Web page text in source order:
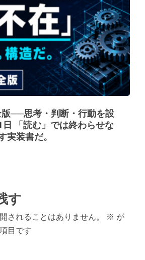
──思考・判断・行動を設
「読む」では終わらせな
実装書だ。
す
されることはありません。 ※ が
目です